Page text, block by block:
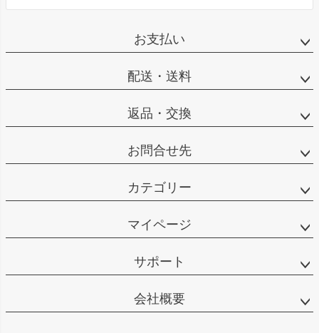
お支払い
配送・送料
返品・交換
お問合せ先
カテゴリー
マイページ
サポート
会社概要